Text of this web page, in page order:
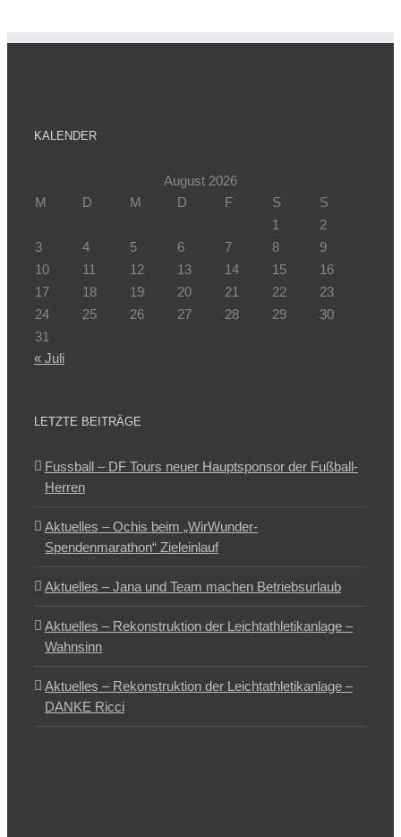
KALENDER
August 2026
M
D M D F S
S
1
2
3
4 5 6 7 8
9
10
11 12 13 14 15
16
17
18 19 20 21 22
23
24
25 26 27 28 29
30
31
« Juli
LETZTE BEITRÄGE
Fussball – DF Tours neuer Hauptsponsor der Fußball-
Herren
Aktuelles – Ochis beim „WirWunder-
Spendenmarathon“ Zieleinlauf
Aktuelles – Jana und Team machen Betriebsurlaub
Aktuelles – Rekonstruktion der Leichtathletikanlage –
Wahnsinn
Aktuelles – Rekonstruktion der Leichtathletikanlage –
DANKE Ricci